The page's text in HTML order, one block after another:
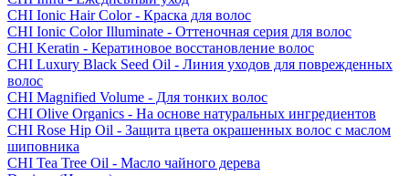
CHI Ionic Hair Color - Краска для волос
CHI Ionic Color Illuminate - Оттеночная серия для волос
CHI Keratin - Кератиновое восстановление волос
CHI Luxury Black Seed Oil - Линия уходов для поврежденных
волос
CHI Magnified Volume - Для тонких волос
CHI Olive Organics - На основе натуральных ингредиентов
CHI Rose Hip Oil - Защита цвета окрашенных волос с маслом
шиповника
CHI Tea Tree Oil - Масло чайного дерева